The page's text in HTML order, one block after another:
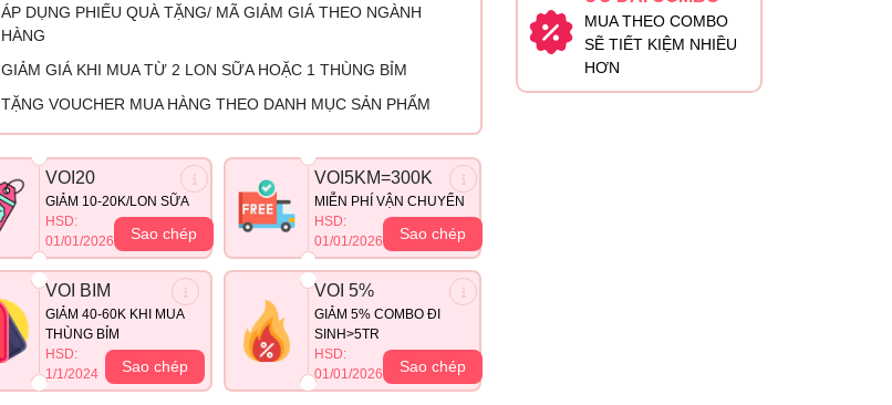
ÁP DỤNG PHIẾU QUÀ TẶNG/ MÃ GIẢM GIÁ THEO NGÀNH
HÀNG
GIẢM GIÁ KHI MUA TỪ 2 LON SỮA HOẶC 1 THÙNG BỈM
TẶNG VOUCHER MUA HÀNG THEO DANH MỤC SẢN PHẨM
VOI20
GIẢM 10-20K/LON SỮA
HSD:
01/01/2026
Sao chép
VOI5KM=300K
MIỄN PHÍ VẬN CHUYỂN
HSD:
01/01/2026
Sao chép
VOI BIM
GIẢM 40-60K KHI MUA
THÙNG BỈM
HSD:
1/1/2024
Sao chép
VOI 5%
GIẢM 5% COMBO ĐI
SINH>5TR
HSD:
01/01/2026
Sao chép
MUA THEO COMBO
SẼ TIẾT KIỆM NHIỀU
HƠN